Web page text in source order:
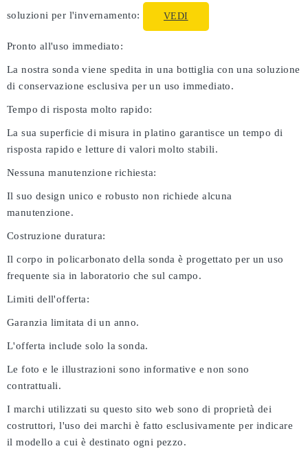
soluzioni per l'invernamento:
VEDI
Pronto all'uso immediato:
La nostra sonda viene spedita in una bottiglia con una soluzione
di conservazione esclusiva per un uso immediato.
Tempo di risposta molto rapido:
La sua superficie di misura in platino garantisce un tempo di
risposta rapido e letture di valori molto stabili.
Nessuna manutenzione richiesta:
Il suo design unico e robusto non richiede alcuna
manutenzione.
Costruzione duratura:
Il corpo in policarbonato della sonda è progettato per un uso
frequente sia in laboratorio che sul campo.
Limiti dell'offerta:
Garanzia limitata di un anno.
L'offerta include solo la sonda.
Le foto e le illustrazioni sono informative e non sono
contrattuali.
I marchi utilizzati su questo sito web sono di proprietà dei
costruttori, l'uso dei marchi è fatto esclusivamente per indicare
il modello a cui è destinato ogni pezzo.